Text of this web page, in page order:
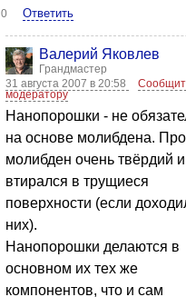
0 Ответить
Валерий Яковлев
Грандмастер
31 августа 2007 в 20:58
модератору
Нанопорошки - не
на основе молибдена.
молибден очень твёрдий и
втирался в трущиеся
поверхности (если
них).
Нанопорошки делаются в
основном их тех же
компонентов, что и сам